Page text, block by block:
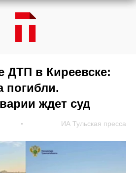
ДТП в Киреевске:
погибли.
ждет суд
ИА Тульская пресса